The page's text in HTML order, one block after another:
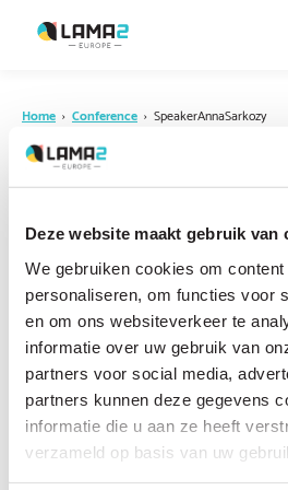
Deze website maakt gebruik van
We gebruiken cookies om
personaliseren, om functies voor
en om ons websiteverkeer te
informatie over uw gebruik van
partners voor social media,
partners kunnen deze gegevens
informatie die u aan ze heeft
verzameld op basis van uw
Home › Conference › SpeakerAnnaSarkozy
11 OCTOBER 2019